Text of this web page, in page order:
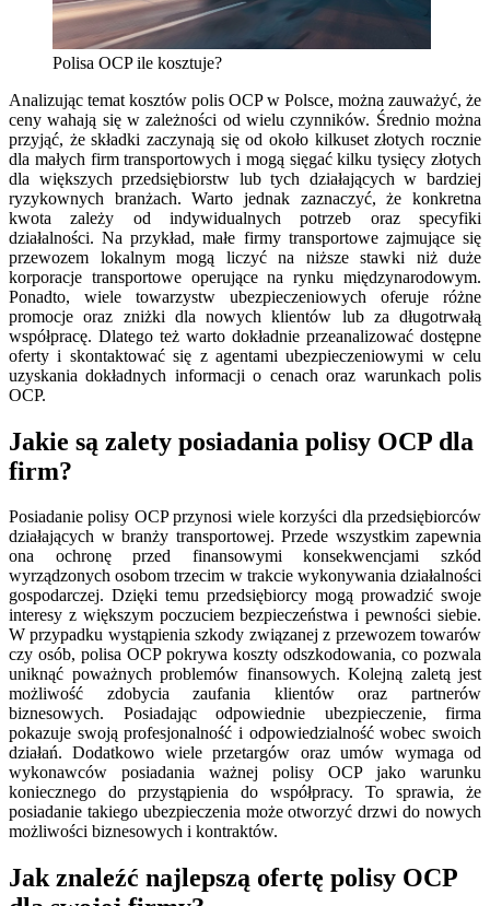
Polisa OCP ile kosztuje?
Analizując temat kosztów polis OCP w Polsce, można zauważyć, że
ceny wahają się w zależności od wielu czynników. Średnio można
przyjąć, że składki zaczynają się od około kilkuset złotych rocznie
dla małych firm transportowych i mogą sięgać kilku tysięcy złotych
dla większych przedsiębiorstw lub tych działających w bardziej
ryzykownych branżach. Warto jednak zaznaczyć, że konkretna
kwota zależy od indywidualnych potrzeb oraz specyfiki
działalności. Na przykład, małe firmy transportowe zajmujące się
przewozem lokalnym mogą liczyć na niższe stawki niż duże
korporacje transportowe operujące na rynku międzynarodowym.
Ponadto, wiele towarzystw ubezpieczeniowych oferuje różne
promocje oraz zniżki dla nowych klientów lub za długotrwałą
współpracę. Dlatego też warto dokładnie przeanalizować dostępne
oferty i skontaktować się z agentami ubezpieczeniowymi w celu
uzyskania dokładnych informacji o cenach oraz warunkach polis
OCP.
Jakie są zalety posiadania polisy OCP dla
firm?
Posiadanie polisy OCP przynosi wiele korzyści dla przedsiębiorców
działających w branży transportowej. Przede wszystkim zapewnia
ona ochronę przed finansowymi konsekwencjami szkód
wyrządzonych osobom trzecim w trakcie wykonywania działalności
gospodarczej. Dzięki temu przedsiębiorcy mogą prowadzić swoje
interesy z większym poczuciem bezpieczeństwa i pewności siebie.
W przypadku wystąpienia szkody związanej z przewozem towarów
czy osób, polisa OCP pokrywa koszty odszkodowania, co pozwala
uniknąć poważnych problemów finansowych. Kolejną zaletą jest
możliwość zdobycia zaufania klientów oraz partnerów
biznesowych. Posiadając odpowiednie ubezpieczenie, firma
pokazuje swoją profesjonalność i odpowiedzialność wobec swoich
działań. Dodatkowo wiele przetargów oraz umów wymaga od
wykonawców posiadania ważnej polisy OCP jako warunku
koniecznego do przystąpienia do współpracy. To sprawia, że
posiadanie takiego ubezpieczenia może otworzyć drzwi do nowych
możliwości biznesowych i kontraktów.
Jak znaleźć najlepszą ofertę polisy OCP